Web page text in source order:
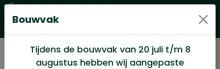
Levering in heel Nederland
Goede kwaliteitsproducten met een eerlijke prijs
Bouwvak
Tijdens de bouwvak van 20 juli t/m 8
augustus hebben wij aangepaste